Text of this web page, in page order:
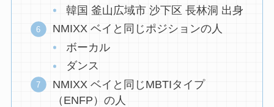
韓国 釜山広域市 沙下区 長林洞 出身
NMIXX ベイと同じポジションの人
ボーカル
ダンス
NMIXX ベイと同じMBTIタイプ
（ENFP）の人